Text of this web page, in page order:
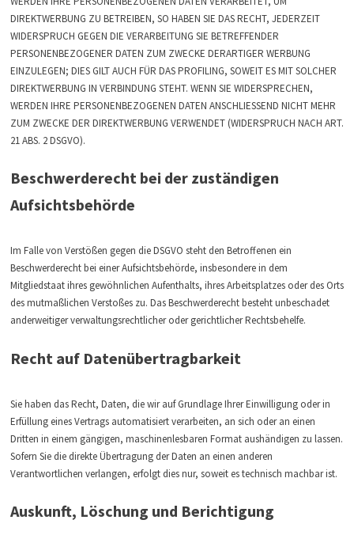
DIREKTWERBUNG ZU BETREIBEN, SO HABEN SIE DAS RECHT, JEDERZEIT
WIDERSPRUCH GEGEN DIE VERARBEITUNG SIE BETREFFENDER
PERSONENBEZOGENER DATEN ZUM ZWECKE DERARTIGER WERBUNG
EINZULEGEN; DIES GILT AUCH FÜR DAS PROFILING, SOWEIT ES MIT SOLCHER
DIREKTWERBUNG IN VERBINDUNG STEHT. WENN SIE WIDERSPRECHEN,
WERDEN IHRE PERSONENBEZOGENEN DATEN ANSCHLIESSEND NICHT MEHR
ZUM ZWECKE DER DIREKTWERBUNG VERWENDET (WIDERSPRUCH NACH ART.
21 ABS. 2 DSGVO).
Beschwerderecht bei der zuständigen
Aufsichtsbehörde
Im Falle von Verstößen gegen die DSGVO steht den Betroffenen ein
Beschwerderecht bei einer Aufsichtsbehörde, insbesondere in dem
Mitgliedstaat ihres gewöhnlichen Aufenthalts, ihres Arbeitsplatzes oder des Orts
des mutmaßlichen Verstoßes zu. Das Beschwerderecht besteht unbeschadet
anderweitiger verwaltungsrechtlicher oder gerichtlicher Rechtsbehelfe.
Recht auf Datenübertragbarkeit
Sie haben das Recht, Daten, die wir auf Grundlage Ihrer Einwilligung oder in
Erfüllung eines Vertrags automatisiert verarbeiten, an sich oder an einen
Dritten in einem gängigen, maschinenlesbaren Format aushändigen zu lassen.
Sofern Sie die direkte Übertragung der Daten an einen anderen
Verantwortlichen verlangen, erfolgt dies nur, soweit es technisch machbar ist.
Auskunft, Löschung und Berichtigung